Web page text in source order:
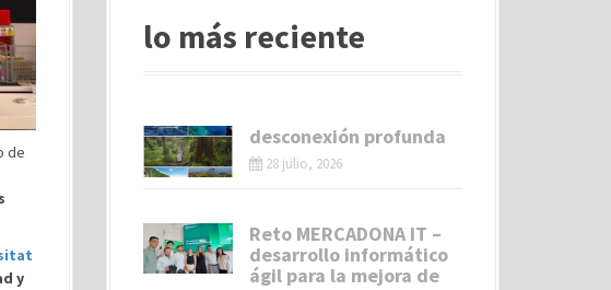
de
y
lo más reciente
desconexión profunda
28 julio, 2026
Reto MERCADONA IT –
desarrollo informático
ágil para la mejora de